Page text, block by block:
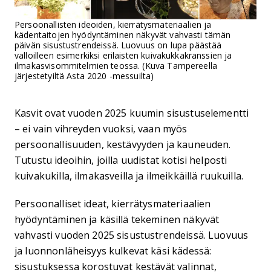
Persoonallisten ideoiden, kierrätysmateriaalien ja
kädentaitojen hyödyntäminen näkyvät vahvasti tämän
päivän sisustustrendeissä. Luovuus on lupa päästää
valloilleen esimerkiksi erilaisten kuivakukkakranssien ja
ilmakasvisommitelmien teossa. (Kuva Tampereella
järjestetyiltä Asta 2020 -messuilta)
Kasvit ovat vuoden 2025 kuumin sisustuselementti
– ei vain vihreyden vuoksi, vaan myös
persoonallisuuden, kestävyyden ja kauneuden.
Tutustu ideoihin, joilla uudistat kotisi helposti
kuivakukilla, ilmakasveilla ja ilmeikkäillä ruukuilla.
Persoonalliset ideat, kierrätysmateriaalien
hyödyntäminen ja käsillä tekeminen näkyvät
vahvasti vuoden 2025 sisustustrendeissä. Luovuus
ja luonnonläheisyys kulkevat käsi kädessä:
sisustuksessa korostuvat kestävät valinnat,